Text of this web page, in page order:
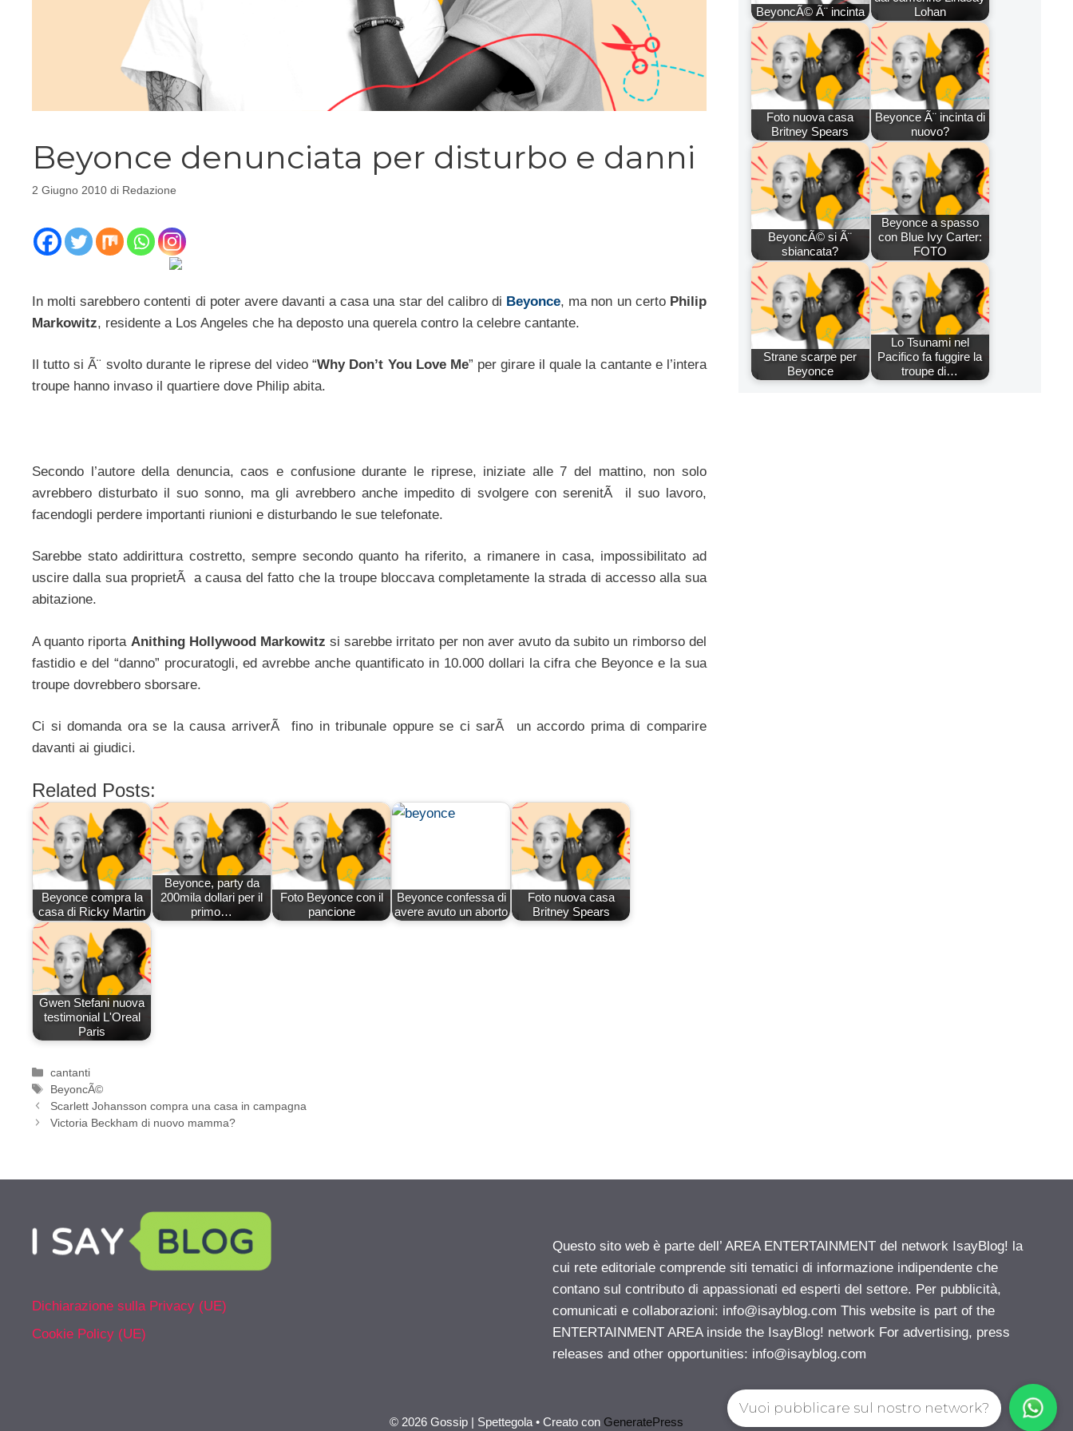
Beyonce denunciata per disturbo e danni
2 Giugno 2010 di Redazione
In molti sarebbero contenti di poter avere davanti a casa una star del calibro di Beyonce, ma non un certo Philip
Markowitz, residente a Los Angeles che ha deposto una querela contro la celebre cantante.
Il tutto si Ã¨ svolto durante le riprese del video “Why Don’t You Love Me” per girare il quale la cantante e l’intera
troupe hanno invaso il quartiere dove Philip abita.
Secondo l’autore della denuncia, caos e confusione durante le riprese, iniziate alle 7 del mattino, non solo
avrebbero disturbato il suo sonno, ma gli avrebbero anche impedito di svolgere con serenitÃ il suo lavoro,
facendogli perdere importanti riunioni e disturbando le sue telefonate.
Sarebbe stato addirittura costretto, sempre secondo quanto ha riferito, a rimanere in casa, impossibilitato ad
uscire dalla sua proprietÃ a causa del fatto che la troupe bloccava completamente la strada di accesso alla sua
abitazione.
A quanto riporta Anithing Hollywood Markowitz si sarebbe irritato per non aver avuto da subito un rimborso del
fastidio e del “danno” procuratogli, ed avrebbe anche quantificato in 10.000 dollari la cifra che Beyonce e la sua
troupe dovrebbero sborsare.
Ci si domanda ora se la causa arriverÃ fino in tribunale oppure se ci sarÃ un accordo prima di comparire
davanti ai giudici.
Related Posts:
Beyonce compra la
casa di Ricky Martin
Beyonce, party da
200mila dollari per il
primo…
Foto Beyonce con il
pancione
Beyonce confessa di
avere avuto un aborto
Foto nuova casa
Britney Spears
Gwen Stefani nuova
testimonial L'Oreal
Paris
Categorie
cantanti
Tag
BeyoncÃ©
Scarlett Johansson compra una casa in campagna
Victoria Beckham di nuovo mamma?
BeyoncÃ© Ã¨ incinta
Lohan
Foto nuova casa
Britney Spears
Beyonce Ã¨ incinta di
nuovo?
BeyoncÃ© si Ã¨
sbiancata?
Beyonce a spasso
con Blue Ivy Carter:
FOTO
Strane scarpe per
Beyonce
Lo Tsunami nel
Pacifico fa fuggire la
troupe di…
Dichiarazione sulla Privacy (UE)
Cookie Policy (UE)
Questo sito web è parte dell’ AREA ENTERTAINMENT del network IsayBlog! la
cui rete editoriale comprende siti tematici di informazione indipendente che
contano sul contributo di appassionati ed esperti del settore. Per pubblicità,
comunicati e collaborazioni: info@isayblog.com This website is part of the
ENTERTAINMENT AREA inside the IsayBlog! network For advertising, press
releases and other opportunities: info@isayblog.com
© 2026 Gossip | Spettegola • Creato con GeneratePress
Vuoi pubblicare sul nostro network?